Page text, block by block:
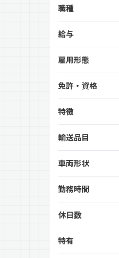
職種
給与
雇用形態
免許・資格
特徴
輸送品目
車両形状
勤務時間
休日数
特有